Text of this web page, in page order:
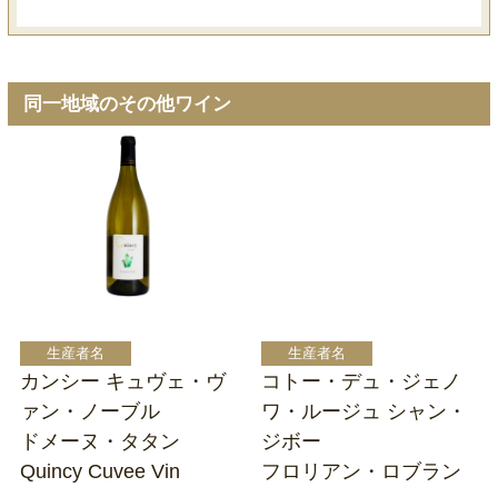
同一地域のその他ワイン
カンシー キュヴェ・ヴ
ァン・ノーブル
ドメーヌ・タタン
Quincy Cuvee Vin
コトー・デュ・ジェノ
ワ・ルージュ シャン・
ジボー
フロリアン・ロブラン